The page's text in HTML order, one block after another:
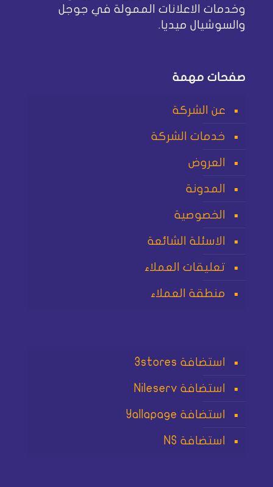
وخدمات الاعلانات الممولة في جوجل
والسوشيال ميديا.
صفحات مهمة
عن الشركة
خدمات الشركة
العروض
المدونة
الخصوصية
الاسئلة الشائعة
تعليقات العملاء
منطقة العملاء
استضافة 3stores
استضافة Nileserv
استضافة Yallapage
استضافة NS